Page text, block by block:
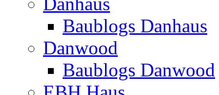
Baublogs Danhaus
Danwood
Baublogs Danwood